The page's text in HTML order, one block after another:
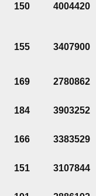
150 4004420
155 3407900
169 2780862
184 3903252
166 3383529
151 3107844